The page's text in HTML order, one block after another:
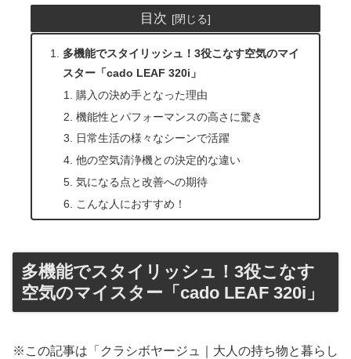
目次
多機能でスタイリッシュ！3役こなす空気のマイ
スター「cado LEAF 320i」
購入の決め手となった理由
機能性とパフォーマンスの高さに驚き
日常生活の様々なシーンで活躍
他の空気清浄機との決定的な違い
気になる点と改善への期待
こんな人におすすめ！
多機能でスタイリッシュ！3役こなす
空気のマイスター「cado LEAF 320i」
※この記事は「クラシボヤージュ｜大人の持ち物と暮らし